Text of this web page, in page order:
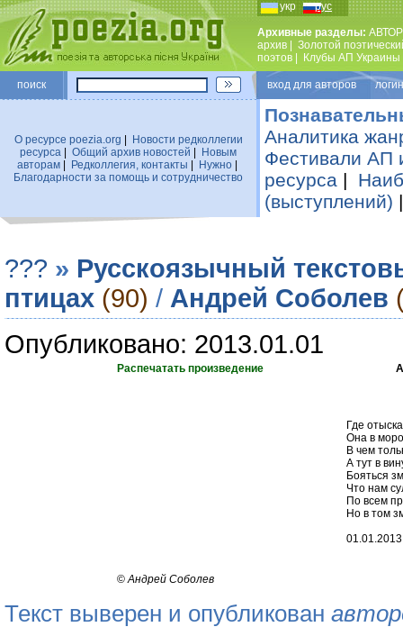
укр рус
Архивные разделы:
архив
Золотой
поэтов
Клубы АП Украины
поиск вход для авторов
О ресурсе poezia.org
Новости редколлегии
ресурса
Общий архив новостей
Новым
авторам| Редколлегия, контакты Нужно|
Благодарности за помощь и сотрудничество
Аналитика
Фестивали АП
ресурса |
(выступлений)
??? » Русскоязычный
птицах (90) / Андрей Соболев
Опубликовано: 2013.01.01
Распечатать произведение
Где
Она в
В чем
А тут в
Бояться
Что нам
По всем
Но в том
©Андрей Соболев
Текст выверен и опубликован